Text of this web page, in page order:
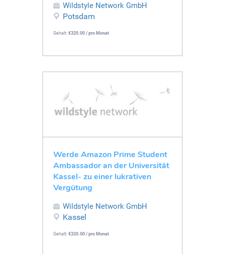
Wildstyle Network GmbH
Potsdam
Gehalt: €320.00 / pro Monat
Werde Amazon Prime Student
Ambassador an der Universität
Kassel- zu einer lukrativen
Vergütung
Wildstyle Network GmbH
Kassel
Gehalt: €320.00 / pro Monat